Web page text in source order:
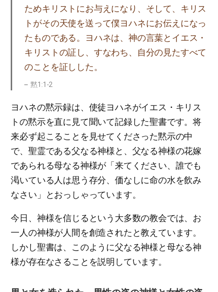
ためキリストにお与えになり、そして、キリス
トがその天使を送って僕ヨハネにお伝えになっ
たものである。ヨハネは、神の言葉とイエス・
キリストの証し、すなわち、自分の見たすべて
のことを証しした。
黙1:1-2
ヨハネの黙示録は、使徒ヨハネがイエス・キリス
トの黙示を直に見て聞いて記録した聖書です。将
来必ず起こることを見せてくださった黙示の中
で、聖霊である父なる神様と、父なる神様の花嫁
であられる母なる神様が「来てください、誰でも
渇いている人は思う存分、価なしに命の水を飲み
なさい」とおっしゃっています。
今日、神様を信じるという大多数の教会では、お
一人の神様が人間を創造されたと教えています。
しかし聖書は、このように父なる神様と母なる神
様が存在なさることを説明しています。